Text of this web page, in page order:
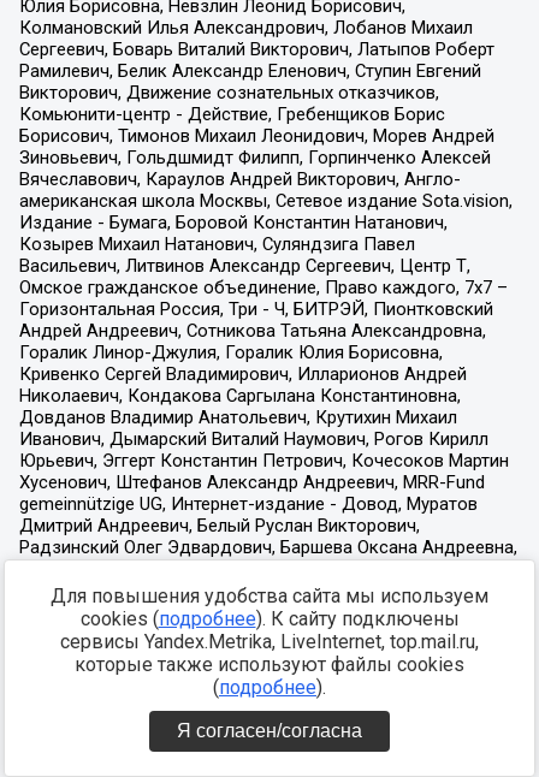
Для повышения удобства сайта мы используем
cookies (подробнее). К сайту подключены
сервисы Yandex.Metrika, LiveInternet, top.mail.ru,
которые также используют файлы cookies
(подробнее).
Я согласен/согласна